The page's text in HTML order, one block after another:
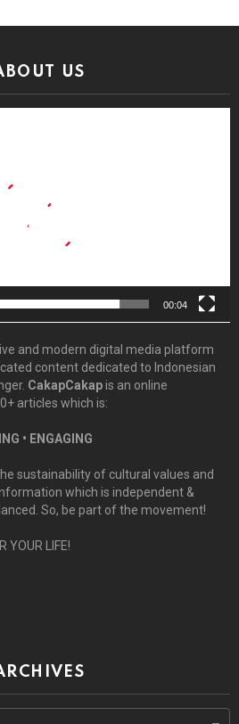
US
00:04
and modern digital media platform
content dedicated to Indonesian
CakapCakapis an online
articles which is:
• ENGAGING
sustainability of cultural values and
which is independent &
So, be part of the movement!
YOUR LIFE!